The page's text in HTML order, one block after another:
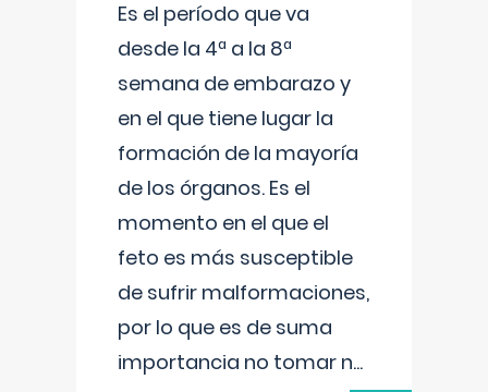
Es el período que va
desde la 4ª a la 8ª
semana de embarazo y
en el que tiene lugar la
formación de la mayoría
de los órganos. Es el
momento en el que el
feto es más susceptible
de sufrir malformaciones,
por lo que es de suma
importancia no tomar n...